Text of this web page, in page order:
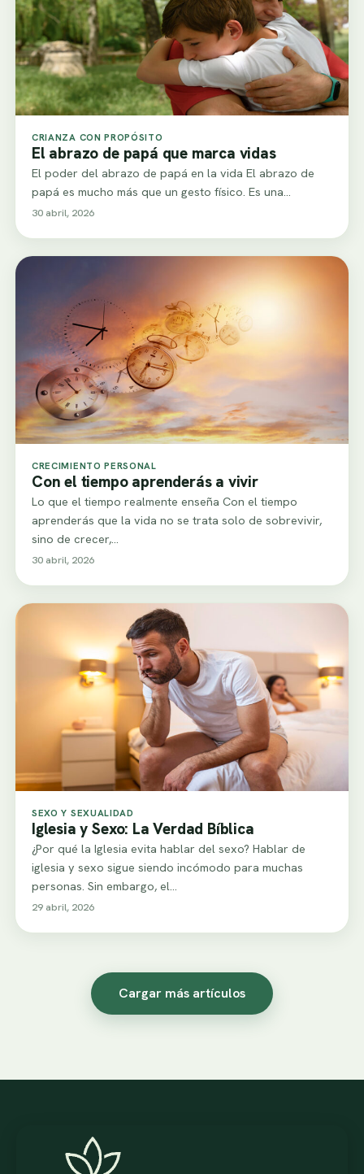
CRIANZA CON PROPÓSITO
El abrazo de papá que marca vidas
El poder del abrazo de papá en la vida El abrazo de
papá es mucho más que un gesto físico. Es una…
30 abril, 2026
CRECIMIENTO PERSONAL
Con el tiempo aprenderás a vivir
Lo que el tiempo realmente enseña Con el tiempo
aprenderás que la vida no se trata solo de sobrevivir,
sino de crecer,…
30 abril, 2026
SEXO Y SEXUALIDAD
Iglesia y Sexo: La Verdad Bíblica
¿Por qué la Iglesia evita hablar del sexo? Hablar de
iglesia y sexo sigue siendo incómodo para muchas
personas. Sin embargo, el…
29 abril, 2026
Cargar más artículos